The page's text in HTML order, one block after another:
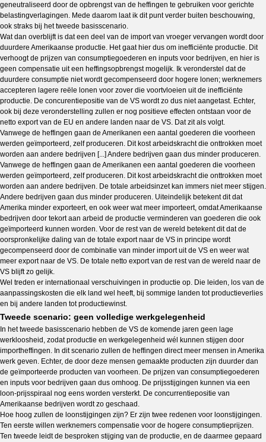
geneutraliseerd door de opbrengst van de heffingen te gebruiken voor gerichte
belastingverlagingen. Mede daarom laat ik dit punt verder buiten beschouwing,
ook straks bij het tweede basisscenario.
Wat dan overblijft is dat een deel van de import van vroeger vervangen wordt door
duurdere Amerikaanse productie. Het gaat hier dus om inefficiënte productie. Dit
verhoogt de prijzen van consumptiegoederen en inputs voor bedrijven, en hier is
geen compensatie uit een heffingsopbrengst mogelijk. Ik veronderstel dat de
duurdere consumptie niet wordt gecompenseerd door hogere lonen; werknemers
accepteren lagere reële lonen voor zover die voortvloeien uit de inefficiënte
productie. De concurentiepositie van de VS wordt zo dus niet aangetast. Echter,
ook bij deze veronderstelling zullen er nog positieve effecten ontstaan voor de
netto export van de EU en andere landen naar de VS. Dat zit als volgt.
Vanwege de heffingen gaan de Amerikanen een aantal goederen die voorheen
werden geïmporteerd, zelf produceren. Dit kost arbeidskracht die onttrokken moet
worden aan andere bedrijven [...] Andere bedrijven gaan dus minder produceren.
Vanwege de heffingen gaan de Amerikanen een aantal goederen die voorheen
werden geïmporteerd, zelf produceren. Dit kost arbeidskracht die onttrokken moet
worden aan andere bedrijven. De totale arbeidsinzet kan immers niet meer stijgen.
Andere bedrijven gaan dus minder produceren. Uiteindelijk betekent dit dat
Amerika minder exporteert, en ook weer wat meer importeert, omdat Amerikaanse
bedrijven door tekort aan arbeid de productie verminderen van goederen die ook
geïmporteerd kunnen worden. Voor de rest van de wereld betekent dit dat de
oorspronkelijke daling van de totale export naar de VS in principe wordt
gecompenseerd door de combinatie van minder import uit de VS en weer wat
meer export naar de VS. De totale netto export van de rest van de wereld naar de
VS blijft zo gelijk.
Wel treden er internationaal verschuivingen in productie op. Die leiden, los van de
aanpassingskosten die elk land wel heeft, bij sommige landen tot productieverlies
en bij andere landen tot productiewinst.
Tweede scenario: geen volledige werkgelegenheid
In het tweede basisscenario hebben de VS de komende jaren geen lage
werkloosheid, zodat productie en werkgelegenheid wél kunnen stijgen door
importheffingen. In dit scenario zullen de heffingen direct meer mensen in Amerika
werk geven. Echter, de door deze mensen gemaakte producten zijn duurder dan
de geïmporteerde producten van voorheen. De prijzen van consumptiegoederen
en inputs voor bedrijven gaan dus omhoog. De prijsstijgingen kunnen via een
loon-prijsspiraal nog eens worden versterkt. De concurrentiepositie van
Amerikaanse bedrijven wordt zo geschaad.
Hoe hoog zullen de loonstijgingen zijn? Er zijn twee redenen voor loonstijgingen.
Ten eerste willen werknemers compensatie voor de hogere consumptieprijzen.
Ten tweede leidt de besproken stijging van de productie, en de daarmee gepaard